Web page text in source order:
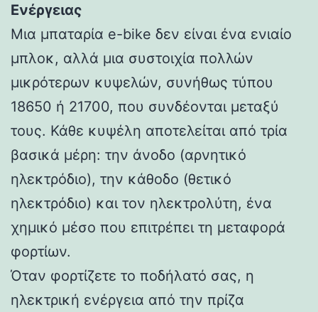
Ενέργειας
Μια μπαταρία e-bike δεν είναι ένα ενιαίο
μπλοκ, αλλά μια συστοιχία πολλών
μικρότερων κυψελών, συνήθως τύπου
18650 ή 21700, που συνδέονται μεταξύ
τους. Κάθε κυψέλη αποτελείται από τρία
βασικά μέρη: την άνοδο (αρνητικό
ηλεκτρόδιο), την κάθοδο (θετικό
ηλεκτρόδιο) και τον ηλεκτρολύτη, ένα
χημικό μέσο που επιτρέπει τη μεταφορά
φορτίων.
Όταν φορτίζετε το ποδήλατό σας, η
ηλεκτρική ενέργεια από την πρίζα